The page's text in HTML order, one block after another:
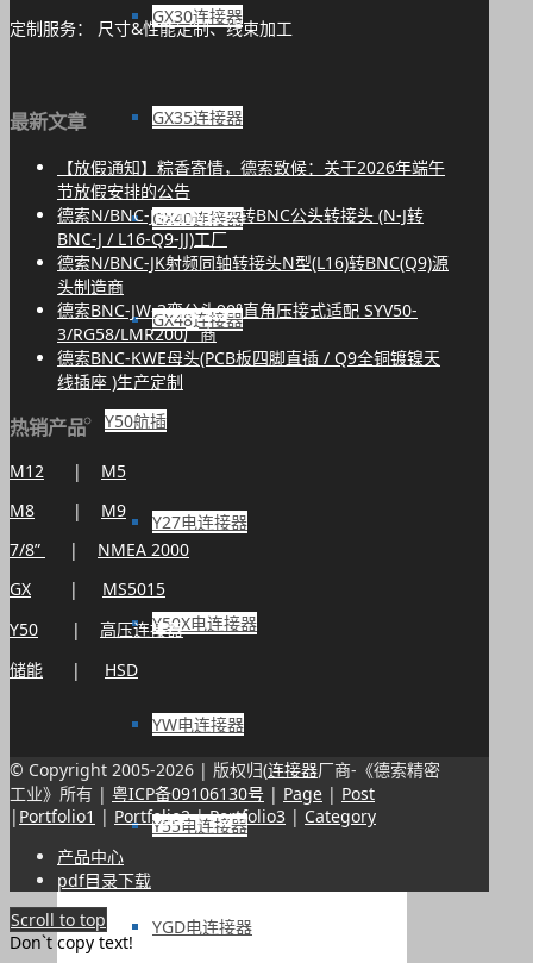
GX30连接器
GX35连接器
GX40连接器
GX48连接器
Y50航插
Y27电连接器
Y50X电连接器
YW电连接器
Y55电连接器
YGD电连接器
定制服务： 尺寸&性能定制、线束加工
最新文章
【放假通知】粽香寄情，德索致候：关于2026年端午
节放假安排的公告
德索N/BNC-JJ纯铜N公头转BNC公头转接头 (N-J转
BNC-J / L16-Q9-JJ)工厂
德索N/BNC-JK射频同轴转接头N型(L16)转BNC(Q9)源
头制造商
德索BNC-JW-3弯公头90°直角压接式适配 SYV50-
3/RG58/LMR200厂商
德索BNC-KWE母头(PCB板四脚直插 / Q9全铜镀镍天
线插座 )生产定制
热销产品
M12 | M5
M8 | M9
7/8”
| NMEA 2000
GX | MS5015
Y50 | 高压连接器
储能 | HSD
© Copyright 2005-2026 | 版权归(连接器厂商-《德索精密
工业》所有 | 粤ICP备09106130号 | Page | Post
| Portfolio1 | Portfolio2|Portfolio3 | Category
产品中心
pdf目录下载
Scroll to top
Don`t copy text!